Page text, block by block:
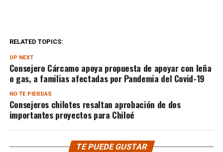
RELATED TOPICS:
UP NEXT
Consejero Cárcamo apoya propuesta de apoyar con leña
o gas, a familias afectadas por Pandemia del Covid-19
NO TE PIERDAS
Consejeros chilotes resaltan aprobación de dos
importantes proyectos para Chiloé
TE PUEDE GUSTAR